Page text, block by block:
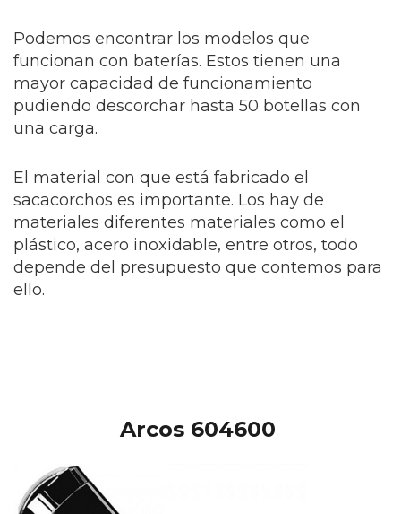
Podemos encontrar los modelos que
funcionan con baterías. Estos tienen una
mayor capacidad de funcionamiento
pudiendo descorchar hasta 50 botellas con
una carga.
El material con que está fabricado el
sacacorchos es importante. Los hay de
materiales diferentes materiales como el
plástico, acero inoxidable, entre otros, todo
depende del presupuesto que contemos para
ello.
Arcos 604600